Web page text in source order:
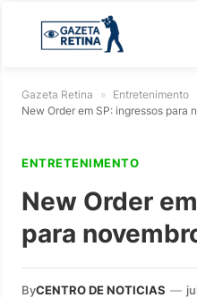
Gazeta Retina » Entretenimento
New Order em SP: ingressos para
ENTRETENIMENTO
New Order
para
ByCENTRO DE NOTICIAS —